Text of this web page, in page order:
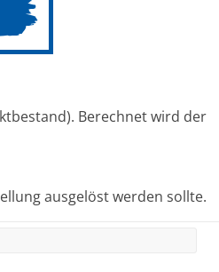
Berechnet wird der
ausgelöst werden sollte.